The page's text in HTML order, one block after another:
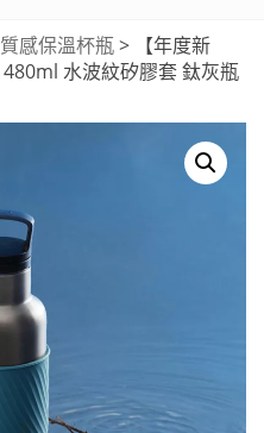
冊
質感保溫杯瓶> 【年度新
水波紋矽膠套 鈦灰瓶